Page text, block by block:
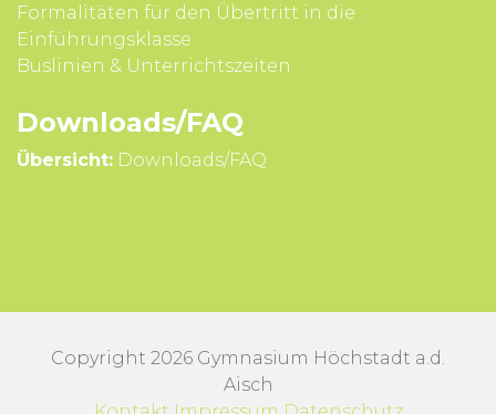
Formali­täten für den Über­tritt in die
Einführungsklasse
Buslinien & Unterrichts­zeiten
Downloads/FAQ
Übersicht: Downloads/FAQ
Copyright 2026 Gymnasium Höchstadt a.d.
Aisch